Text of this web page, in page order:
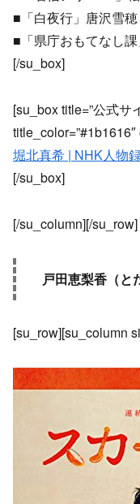
■「白夜行」唐沢雪穂
■「県庁おもてなし
[/su_box]
[su_box title=”公式サ
堀北真希 | NHK人物
[/su_box]
[/su_column][/su_row]
戸田恵梨香（と
[su_row][su_column